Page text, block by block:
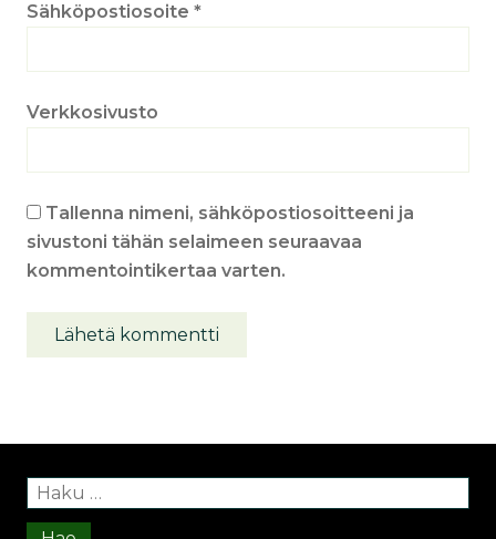
Sähköpostiosoite *
Verkkosivusto
Tallenna nimeni, sähköpostiosoitteeni ja
sivustoni tähän selaimeen seuraavaa
kommentointikertaa varten.
Haku: